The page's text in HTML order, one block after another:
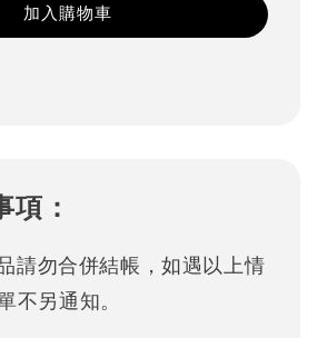
加入購物車
項：
請勿合併結帳，如遇以上情
不另通知。